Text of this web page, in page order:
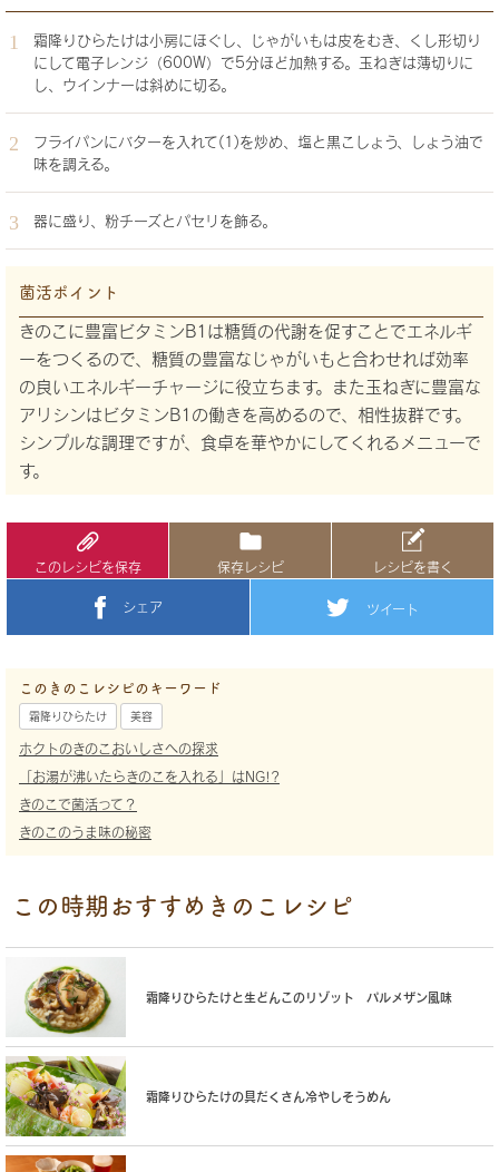
霜降りひらたけは小房にほぐし、じゃがいもは皮をむき、くし形切り
にして電子レンジ（600W）で5分ほど加熱する。玉ねぎは薄切りに
し、ウインナーは斜めに切る。
フライパンにバターを入れて(1)を炒め、塩と黒こしょう、しょう油で
味を調える。
器に盛り、粉チーズとパセリを飾る。
菌活ポイント
きのこに豊富ビタミンB1は糖質の代謝を促すことでエネルギ
ーをつくるので、糖質の豊富なじゃがいもと合わせれば効率
の良いエネルギーチャージに役立ちます。また玉ねぎに豊富な
アリシンはビタミンB1の働きを高めるので、相性抜群です。
シンプルな調理ですが、食卓を華やかにしてくれるメニューで
す。
このレシピを保存 保存レシピ レシピを書く
シェア ツイート
このきのこレシピのキーワード
霜降りひらたけ 美容
ホクトのきのこおいしさへの探求
「お湯が沸いたらきのこを入れる」はNG!?
きのこで菌活って？
きのこのうま味の秘密
この時期おすすめきのこレシピ
霜降りひらたけと生どんこのリゾット パルメザン風味
霜降りひらたけの具だくさん冷やしそうめん